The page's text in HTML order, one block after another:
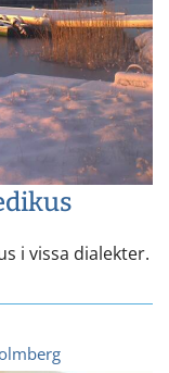
i vissa dialekter.